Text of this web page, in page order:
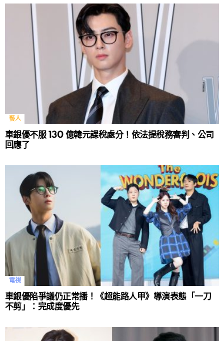
藝人
車銀優不服 130 億韓元課稅處分！依法提稅務審判、公司
回應了
電視
車銀優陷爭議仍正常播！《超能路人甲》導演表態「一刀
不剪」：完成度優先